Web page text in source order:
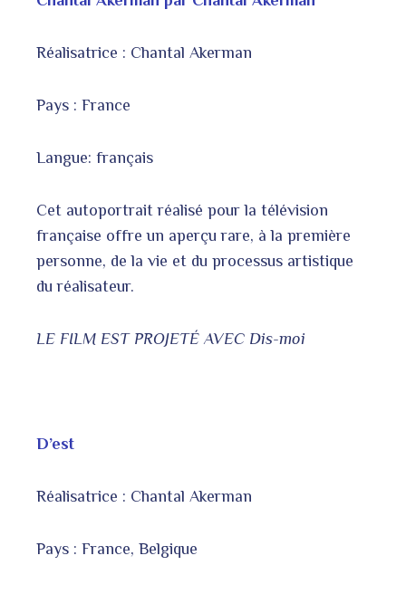
Réalisatrice : Chantal Akerman
Pays : France
Langue: français
Cet autoportrait réalisé pour la télévision
française offre un aperçu rare, à la première
personne, de la vie et du processus artistique
du réalisateur.
LE FILM EST PROJETÉ AVEC Dis-moi
D’est
Réalisatrice : Chantal Akerman
Pays : France, Belgique